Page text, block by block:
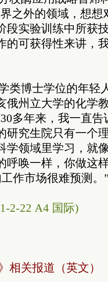
之外的领域，想
段实验训练中所获
的可获得性来讲，
类博士学位的年轻
俄州立大学的化学
多年来，我一直
研究生院只有一个
学领域里学习，就
呼唤一样，你做这
作市场很难预测。
2-22 A4 国际)
相关报道（英文）